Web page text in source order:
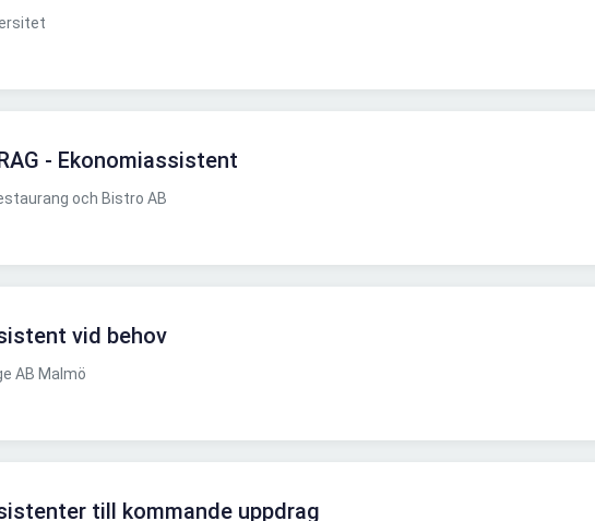
- Ekonomiassistent
och Bistro AB
vid behov
AB Malmö
till kommande uppdrag